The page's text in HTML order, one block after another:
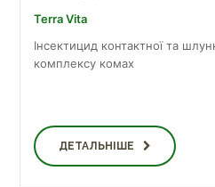
Terra Vita
Інсектицид контактної та
комплексу комах
ДЕТАЛЬНІШЕ